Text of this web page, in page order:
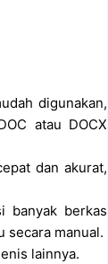
digunakan,
atau DOCX
dan akurat,
banyak berkas
secara manual.
lainnya.